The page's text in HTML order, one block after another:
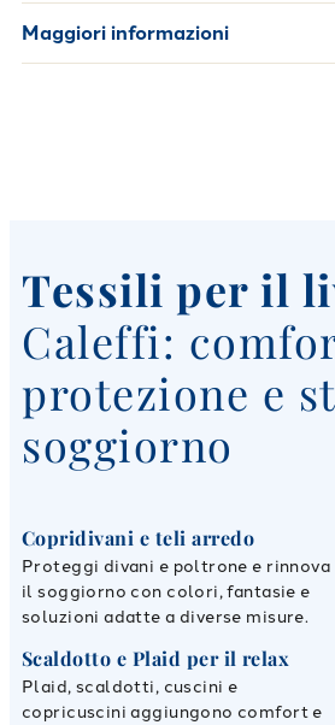
Maggiori informazioni
Tessili per il
Caleffi:
protezione e
soggiorno
Copridivani e teli arredo
Proteggi divani e poltrone e rinnova
il soggiorno con colori, fantasie e
soluzioni adatte a diverse misure.
Scaldotto e Plaid per il relax
Plaid, scaldotti, cuscini e
copricuscini aggiungono comfort e